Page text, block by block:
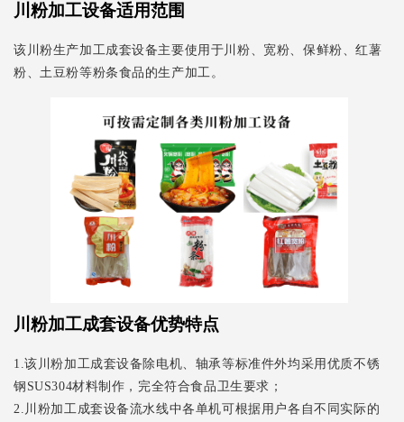
川粉加工设备适用范围
该川粉生产加工成套设备主要使用于川粉、宽粉、保鲜粉、红薯
粉、土豆粉等粉条食品的生产加工。
川粉加工成套设备优势特点
1.该川粉加工成套设备除电机、轴承等标准件外均采用优质不锈
钢SUS304材料制作，完全符合食品卫生要求；
2.川粉加工成套设备流水线中各单机可根据用户各自不同实际的